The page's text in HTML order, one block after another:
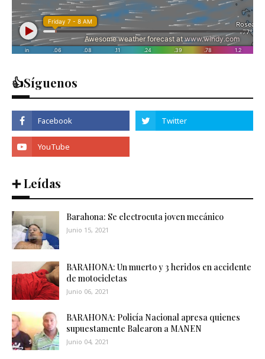
👍Síguenos
➕ Leídas
Barahona: Se electrocuta joven mecánico
Junio 15, 2021
BARAHONA: Un muerto y 3 heridos en accidente
de motocicletas
Junio 06, 2021
BARAHONA: Policía Nacional apresa quienes
supuestamente Balearon a MANEN
Junio 04, 2021